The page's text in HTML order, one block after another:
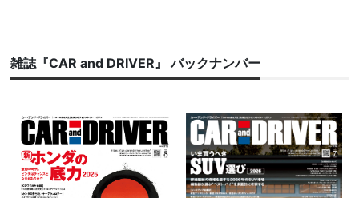
雑誌『CAR and DRIVER』 バックナンバー